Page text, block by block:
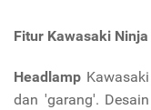
Fitur Kawasaki
Headlamp
dan 'garang'.